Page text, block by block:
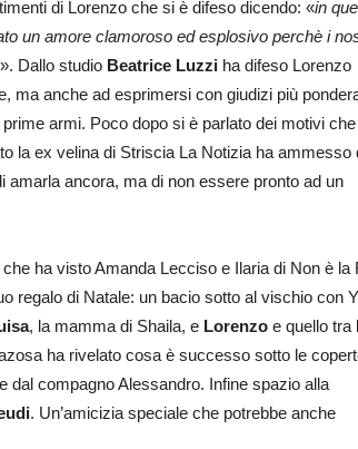
di Lorenzo che si è difeso dicendo: «in
un amore clamoroso ed esplosivo perchè i
». Dallo studio Beatrice Luzzi ha difeso Lorenzo
ma anche ad esprimersi con giudizi più
armi. Poco dopo si è parlato dei motivi che
la ex velina di Striscia La Notizia ha ammesso
ancora, ma di non essere pronto ad un
ha visto Amanda Lecciso e Ilaria di Non è la
regalo di Natale: un bacio sotto al vischio con
, la mamma di Shaila, e Lorenzo e quello tra
ha rivelato cosa è successo sotto le
dal compagno Alessandro. Infine spazio alla
. Un’amicizia speciale che potrebbe anche